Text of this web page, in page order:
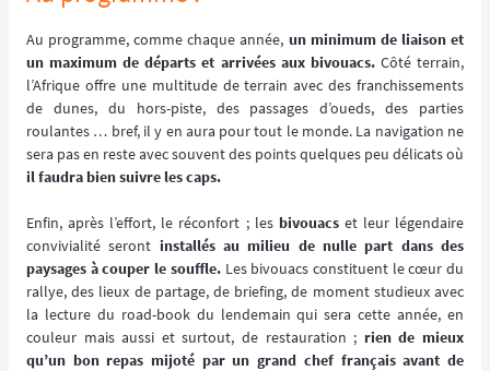
Au programme, comme chaque année, un minimum de liaison et
un maximum de départs et arrivées aux bivouacs.Côté terrain,
l’Afrique offre une multitude de terrain avec des franchissements
de dunes, du hors-piste, des passages d’oueds, des parties
roulantes … bref, il y en aura pour tout le monde. La navigation ne
sera pas en reste avec souvent des points quelques peu délicats où
il faudra bien suivre les caps.
Enfin, après l’effort, le réconfort ; les bivouacset leur légendaire
convivialité seront installés au milieu de nulle part dans des
paysages à couper le souffle.Les bivouacs constituent le cœur du
rallye, des lieux de partage, de briefing, de moment studieux avec
la lecture du road-book du lendemain qui sera cette année, en
couleur mais aussi et surtout, de restauration ; rien de mieux
qu’un bon repas mijoté par un grand chef français avant de